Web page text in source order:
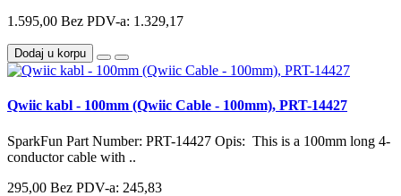
1.595,00 Bez PDV-a: 1.329,17
Dodaj u korpu
Qwiic kabl - 100mm (Qwiic Cable - 100mm), PRT-14427
SparkFun Part Number: PRT-14427 Opis: This is a 100mm long 4-
conductor cable with ..
295,00 Bez PDV-a: 245,83